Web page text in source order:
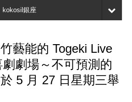
kokosil銀座
藝能的 Togeki Live
劇場～不可預測的
5 月 27 日星期三舉